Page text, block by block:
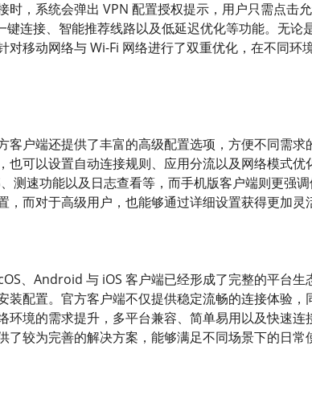
时，系统会弹出 VPN 配置授权提示，用户只需点击
键连接、智能推荐线路以及低延迟优化等功能。无
对移动网络与 Wi-Fi 网络进行了双重优化，在不同
客户端还提供了丰富的高级配置选项，方便不同需
也可以设置自动连接规则、应用分流以及网络模式
测速功能以及日志查看等，而手机版客户端则更强
而对于高级用户，也能够通过详细设置获得更加灵
、Android 与 iOS 客户端已经形成了完整的平台
装配置。官方客户端不仅提供稳定流畅的连接体验
境的需求提升，多平台兼容、简单易用以及快速连
较为完善的解决方案，能够满足不同场景下的日常